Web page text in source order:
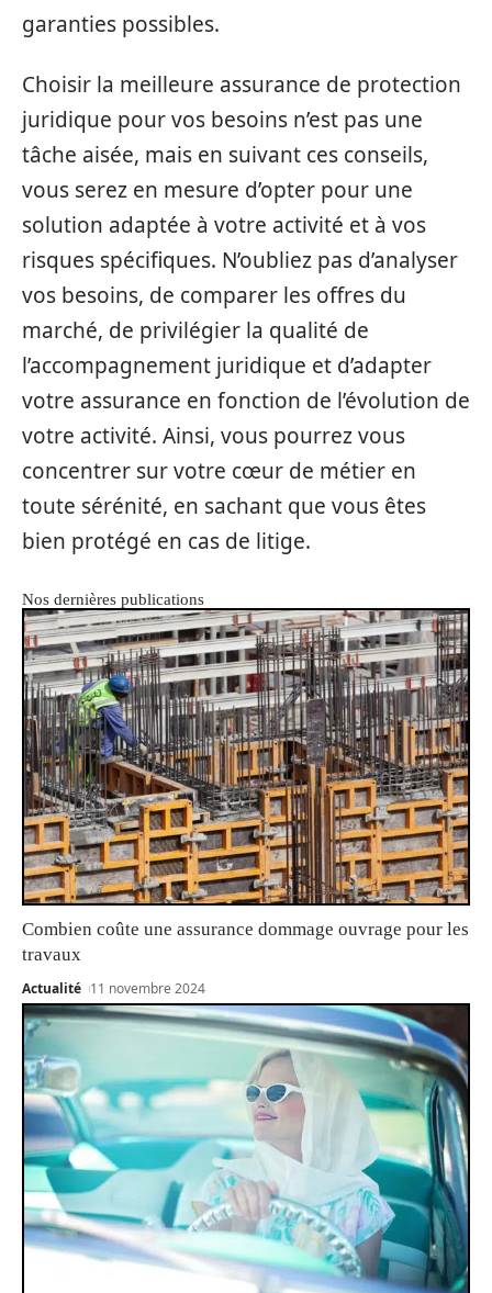
garanties possibles.
Choisir la meilleure assurance de protection
juridique pour vos besoins n’est pas une
tâche aisée, mais en suivant ces conseils,
vous serez en mesure d’opter pour une
solution adaptée à votre activité et à vos
risques spécifiques. N’oubliez pas d’analyser
vos besoins, de comparer les offres du
marché, de privilégier la qualité de
l’accompagnement juridique et d’adapter
votre assurance en fonction de l’évolution de
votre activité. Ainsi, vous pourrez vous
concentrer sur votre cœur de métier en
toute sérénité, en sachant que vous êtes
bien protégé en cas de litige.
Nos dernières publications
Combien coûte une assurance dommage ouvrage pour les
travaux
Actualité 11 novembre 2024